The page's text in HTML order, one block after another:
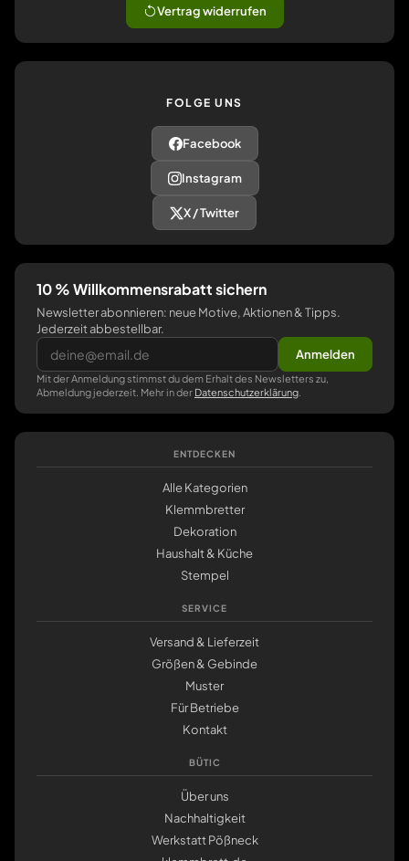
Vertrag widerrufen
FOLGE UNS
Facebook
Instagram
X / Twitter
10 % Willkommensrabatt sichern
Newsletter abonnieren: neue Motive, Aktionen & Tipps.
Jederzeit abbestellbar.
Anmelden
Mit der Anmeldung stimmst du dem Erhalt des Newsletters zu,
Abmeldung jederzeit. Mehr in der Datenschutzerklärung
ENTDECKEN
Alle Kategorien
Klemmbretter
Dekoration
Haushalt & Küche
Stempel
SERVICE
Versand & Lieferzeit
Größen & Gebinde
Muster
Für Betriebe
Kontakt
BÜTIC
Über uns
Nachhaltigkeit
Werkstatt Pößneck